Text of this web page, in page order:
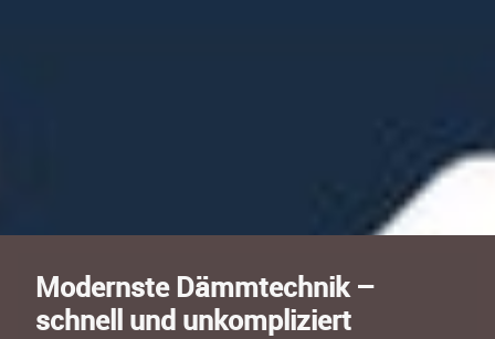
Modernste Dämmtechnik –
schnell und unkompliziert